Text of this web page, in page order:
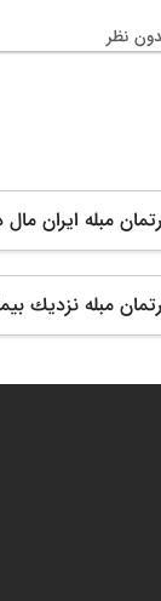
نظر
مبله ایران مال
مبله نزديك